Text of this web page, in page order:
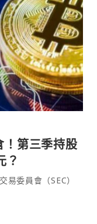
第三季持股
？